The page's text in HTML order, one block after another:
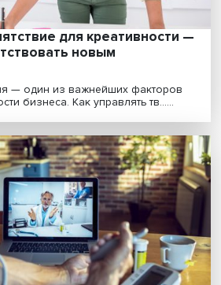
как студенты-юристы
форматы презентации
права факультета права НИУ
научную конференцию по